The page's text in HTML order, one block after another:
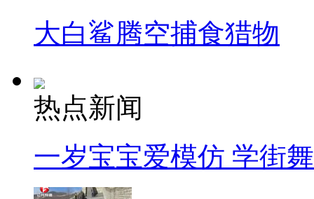
大白鲨腾空捕食猎物
热点新闻
一岁宝宝爱模仿 学街